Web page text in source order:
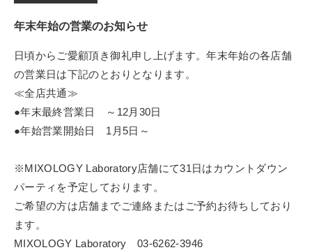
年末年始の営業のお知らせ
日頃からご愛顧頂き御礼申し上げます。年末年始の各店舗
の営業日は下記のとおりとなります。
≪全店共通≫
●年末最終営業日 ～12月30日
●年始営業開始日 1月5日～
※MIXOLOGY Laboratory店舗にて31日はカウントダウン
パーティを予定しております。
ご希望の方は店舗までご連絡またはご予約お待ちしており
ます。
MIXOLOGY Laboratory 03-6262-3946